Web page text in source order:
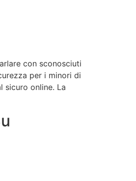
con sconosciuti
per i minori di
sicuro online. La